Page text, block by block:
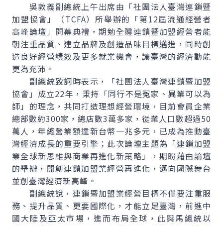
吳敦義副總統上午出席由「社團法人臺灣連鎖暨
加盟協會」（TCFA）所舉辦的「第12屆流通經營者
高峰論壇」開幕典禮，期勉全體連鎖暨加盟經營者能
朝注重品質、建立品牌及創造品味目標邁進，同時創
造良好經營績效及更多就業機會，讓臺灣的經濟動能
更為充沛。
副總統致詞時表示，「社團法人臺灣連鎖暨加盟
協會」成立22年，秉持「同行不是冤家、異業可以為
師」的理念，共同打造理想經營環境，目前會員企業
總部數約300家，總店數3萬多家，從業人口數超過50
萬人，年總營業額達新台幣一兆多元，已成為推動臺
灣經濟成長的重要引擎；此次論壇主題為「連鎖加盟
業全球新思維與商業再進化新策略」，期盼藉由論壇
的舉辦，開創連鎖加盟業經營再進化，邁向國際舞台
並創臺灣經濟新高峰。
副總統說，連鎖暨加盟業經營目標不僅要注重服
務、提升品質、更要國際化，才能立足臺灣，前進中
國大陸及亞太市場，進而布局全球，此與馬總統以